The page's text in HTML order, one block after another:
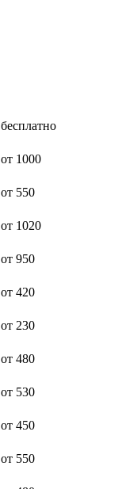
бесплатно
от 1000
от 550
от 1020
от 950
от 420
от 230
от 480
от 530
от 450
от 550